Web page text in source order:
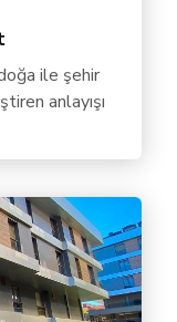
ile şehir
anlayışı